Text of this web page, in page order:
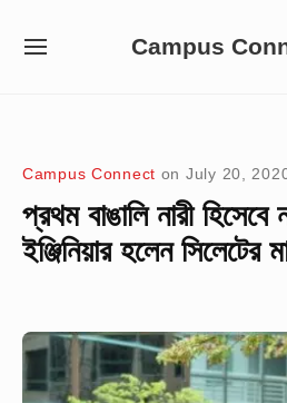
Campus
SITE
Campus Connect on July 20,
প্রথম বাঙালি নারী
ইঞ্জিনিয়ার হলেন সিলেটের